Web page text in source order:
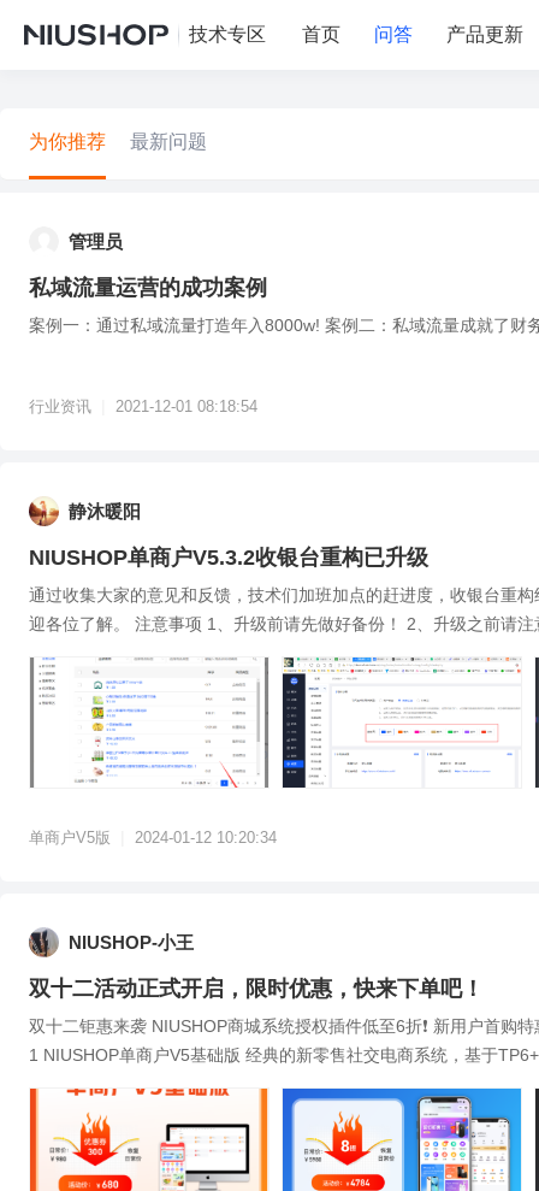
技术专区 首页 问答 产品更新
为你推荐 最新问题
管理员
私域流量运营的成功案例
案例一：通过私域流量打造年入8000w! 案例二：私域流量成就了财
行业资讯 2021-12-01 08:18:54
静沐暖阳
NIUSHOP单商户V5.3.2收银台重构已升级
通过收集大家的意见和反馈，技术们加班加点的赶进度，收银台重
迎各位了解。 注意事项 1、升级前请先做好备份！ 2、升级之前请
单商户V5版 2024-01-12 10:20:34
NIUSHOP-小王
双十二活动正式开启，限时优惠，快来下单吧！
双十二钜惠来袭 NIUSHOP商城系统授权插件低至6折❗ 新用户首购特惠 这个双十二，让我们一起分享快乐！ 活动时间：12月08日-12月15日 年终超级特惠 0
1 NIUSHOP单商户V5基础版 经典的新零售社交电商系统，基于